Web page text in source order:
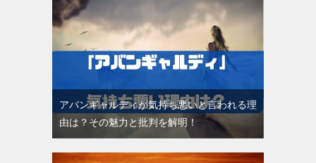
アバンギャルディが気持ち悪いと言われる理
由は？その魅力と批判を解明！